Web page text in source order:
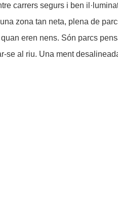
carrers segurs i ben
zona tan neta, plena de
eren nens. Són parcs
se al riu. Una ment